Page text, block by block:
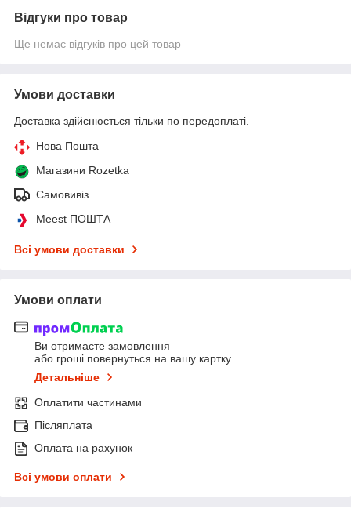
Відгуки про товар
Ще немає відгуків про цей товар
Умови доставки
Доставка здійснюється тільки по передоплаті.
Нова Пошта
Магазини Rozetka
Самовивіз
Meest ПОШТА
Всі умови доставки
Умови оплати
Ви отримаєте замовлення
або гроші повернуться на вашу картку
Детальніше
Оплатити частинами
Післяплата
Оплата на рахунок
Всі умови оплати